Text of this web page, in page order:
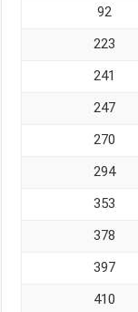
92
223
241
247
270
294
353
378
397
410